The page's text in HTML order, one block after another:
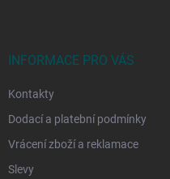
INFORMACE PRO VÁS
Kontakty
Dodací a platební podmínky
Vrácení zboží a reklamace
Slevy